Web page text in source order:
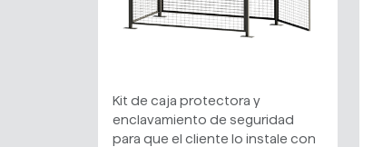
Kit de caja protectora y
enclavamiento de seguridad
para que el cliente lo instale con